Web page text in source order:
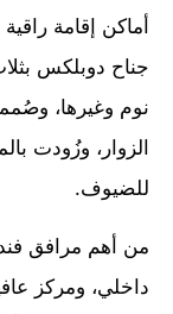
أماكن إقامة
جناح دوبلكس
نوم وغيرها،
الزوار، وزُودت
للضيوف.
من أهم مرافق
داخلي، ومركز